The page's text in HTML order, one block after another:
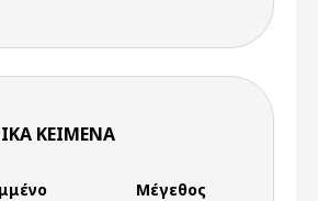
ΚΕΊΜΕΝΑ
Μέγεθος